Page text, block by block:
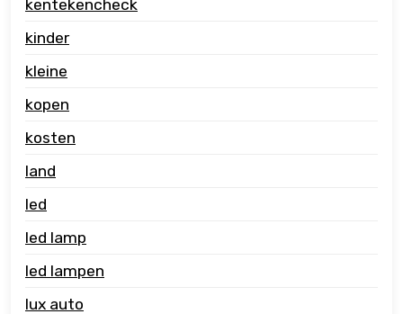
kentekencheck
kinder
kleine
kopen
kosten
land
led
led lamp
led lampen
lux auto